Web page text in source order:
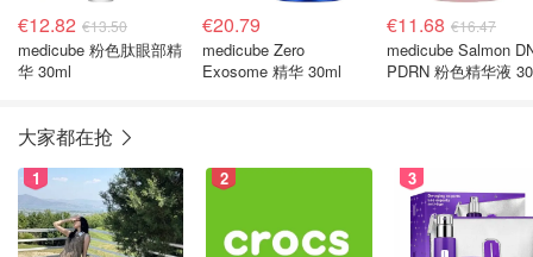
€12.82 €13.50
medicube 粉色肽眼部精
华 30ml
€20.79
medicube Zero
Exosome 精华 30ml
€11.68 €16.47
medicube Salmon
PDRN 粉色精华液
大家都在抢
1 2 3